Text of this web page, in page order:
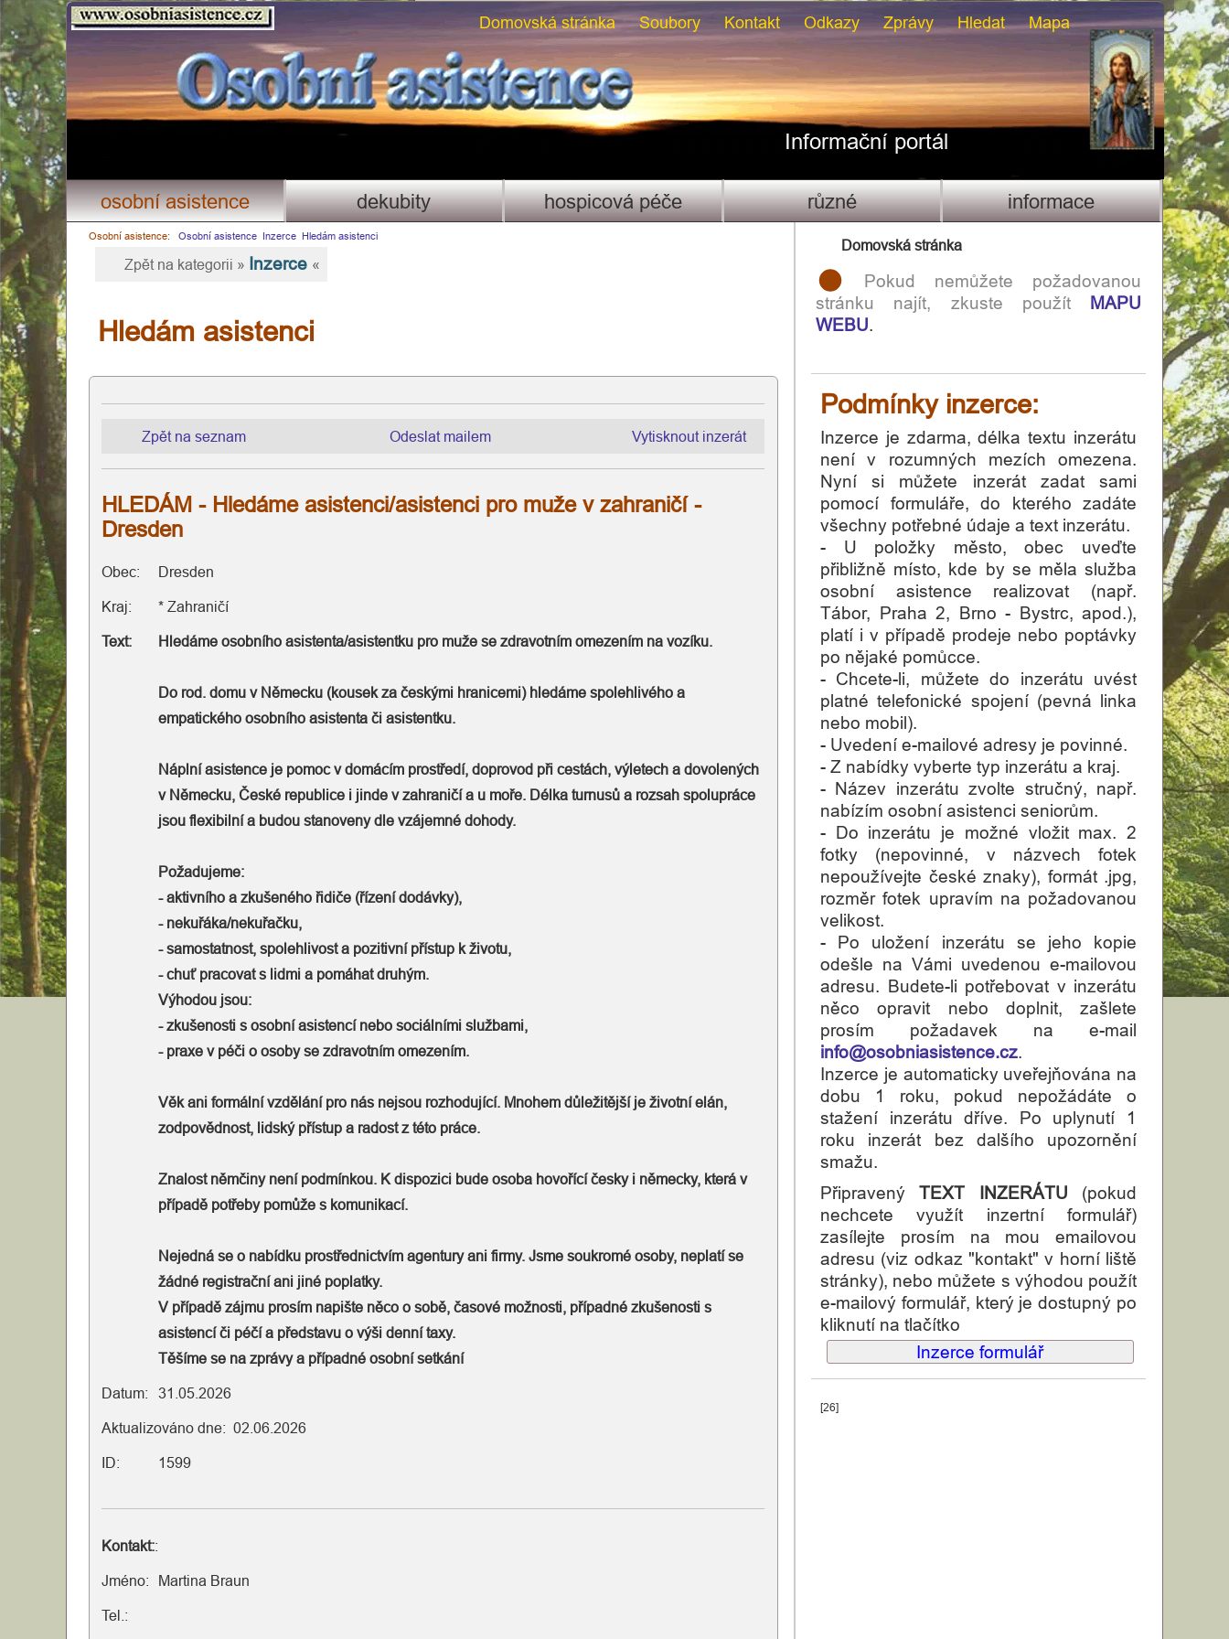
Osobni asistence.cz
Mapa
Hledat
Zprávy
Odkazy
Kontakt
Soubory
Domovská stránka
Informační portál
osobní asistence dekubity hospicová péče různé informace
Domovská
stránka
Osobní
asistence
Dekubity
Hospicová
péče
Různé
Informace
Osobní asistence: Osobní asistence Inzerce Hledám asistenci
Zpět na kategorii » Inzerce «
Hledám asistenci
Zpět na seznam Odeslat mailem Vytisknout inzerát
HLEDÁM - Hledáme asistenci/asistenci pro muže v zahraničí -
Dresden
Obec: Dresden
Kraj: * Zahraničí
Text: Hledáme osobního asistenta/asistentku pro muže se zdravotním omezením na vozíku.
Do rod. domu v Německu (kousek za českými hranicemi) hledáme spolehlivého a
empatického osobního asistenta či asistentku.
Náplní asistence je pomoc v domácím prostředí, doprovod při cestách, výletech a dovolených
v Německu, České republice i jinde v zahraničí a u moře. Délka turnusů a rozsah spolupráce
jsou flexibilní a budou stanoveny dle vzájemné dohody.
Požadujeme:
- aktivního a zkušeného řidiče (řízení dodávky),
- nekuřáka/nekuřačku,
- samostatnost, spolehlivost a pozitivní přístup k životu,
- chuť pracovat s lidmi a pomáhat druhým.
Výhodou jsou:
- zkušenosti s osobní asistencí nebo sociálními službami,
- praxe v péči o osoby se zdravotním omezením.
Věk ani formální vzdělání pro nás nejsou rozhodující. Mnohem důležitější je životní elán,
zodpovědnost, lidský přístup a radost z této práce.
Znalost němčiny není podmínkou. K dispozici bude osoba hovořící česky i německy, která v
případě potřeby pomůže s komunikací.
Nejedná se o nabídku prostřednictvím agentury ani firmy. Jsme soukromé osoby, neplatí se
žádné registrační ani jiné poplatky.
V případě zájmu prosím napište něco o sobě, časové možnosti, případné zkušenosti s
asistencí či péčí a představu o výši denní taxy.
Těšíme se na zprávy a případné osobní setkání
Datum: 31.05.2026
Aktualizováno dne: 02.06.2026
ID: 1599
Kontakt::
Jméno: Martina Braun
Tel.:
Domovská stránka
Pokud nemůžete požadovanou
stránku najít, zkuste použít MAPU
WEBU.
Podmínky inzerce:
Inzerce je zdarma, délka textu inzerátu
není v rozumných mezích omezena.
Nyní si můžete inzerát zadat sami
pomocí formuláře, do kterého zadáte
všechny potřebné údaje a text inzerátu.
- U položky město, obec uveďte
přibližně místo, kde by se měla služba
osobní asistence realizovat (např.
Tábor, Praha 2, Brno - Bystrc, apod.),
platí i v případě prodeje nebo poptávky
po nějaké pomůcce.
- Chcete-li, můžete do inzerátu uvést
platné telefonické spojení (pevná linka
nebo mobil).
- Uvedení e-mailové adresy je povinné.
- Z nabídky vyberte typ inzerátu a kraj.
- Název inzerátu zvolte stručný, např.
nabízím osobní asistenci seniorům.
- Do inzerátu je možné vložit max. 2
fotky (nepovinné, v názvech fotek
nepoužívejte české znaky), formát .jpg,
rozměr fotek upravím na požadovanou
velikost.
- Po uložení inzerátu se jeho kopie
odešle na Vámi uvedenou e-mailovou
adresu. Budete-li potřebovat v inzerátu
něco opravit nebo doplnit, zašlete
prosím požadavek na e-mail
info@osobniasistence.cz.
Inzerce je automaticky uveřejňována na
dobu 1 roku, pokud nepožádáte o
stažení inzerátu dříve. Po uplynutí 1
roku inzerát bez dalšího upozornění
smažu.
PřipravenýTEXT INZERÁTU (pokud
nechcete využít inzertní formulář)
zasílejte prosím na mou emailovou
adresu (viz odkaz "kontakt" v horní liště
stránky), nebo můžete s výhodou použít
e-mailový formulář, který je dostupný po
kliknutí na tlačítko
Inzerce formulář
[26]